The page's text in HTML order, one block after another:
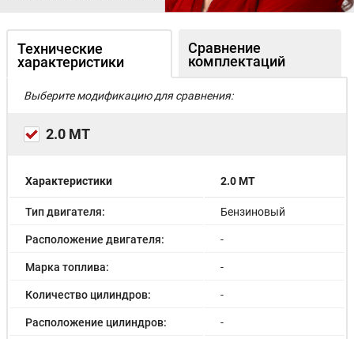
Технические
характеристики
Сравнение
комплектаций
Выберите модификацию для сравнения:
2.0 MT
Характеристики 2.0 MT
Тип двигателя: Бензиновый
Расположение двигателя: -
Марка топлива: -
Количество цилиндров: -
Расположение цилиндров: -